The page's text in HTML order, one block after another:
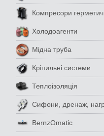
Компресори
Холодоагенти
Мідна труба
Кріпильні системи
Теплоізоляція
Сифони, дренаж,
BernzOmatic